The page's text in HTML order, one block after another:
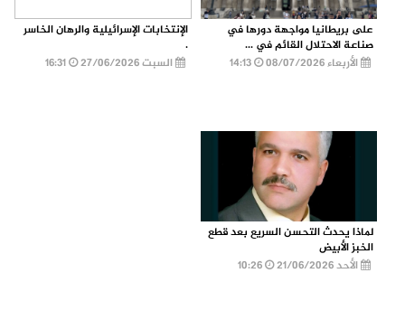
على بريطانيا مواجهة دورها في
صناعة الاحتلال القائم في ...
الأربعاء 08/07/2026
الإنتخابات الإسرائيلية والرهان الخاسر
.
السبت 27/06/2026
16:31
لماذا يحدث التحسن السريع بعد قطع
الخبز الأبيض
الأحد 21/06/2026